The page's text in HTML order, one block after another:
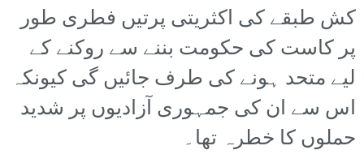
کش طبقے کی اکثریتی پرتیں فطری طور
پر کاست کی حکومت بننے سے روکنے کے
لیے متحد ہونے کی طرف جائیں گی کیونکہ
اس سے ان کی جمہوری آزادیوں پر شدید
حملوں کا خطرہ تھا۔